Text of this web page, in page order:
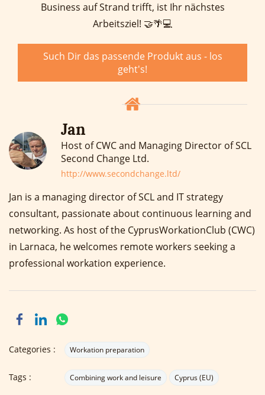
Business auf Strand trifft, ist Ihr nächstes
Arbeitsziel! 🤝🌴💻
Such Dir das passende Produkt aus - los
geht's!
Jan
Host of CWC and Managing Director of SCL
Second Change Ltd.
http://www.secondchange.ltd/
Jan is a managing director of SCL and IT strategy
consultant, passionate about continuous learning and
networking. As host of the CyprusWorkationClub (CWC)
in Larnaca, he welcomes remote workers seeking a
professional workation experience.
Categories : Workation preparation
Tags : Combining work and leisure Cyprus (EU)